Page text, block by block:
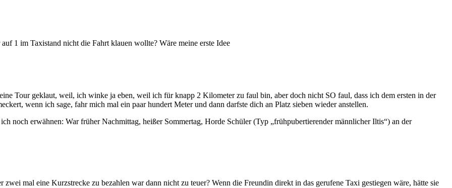
1 im Taxistand nicht die Fahrt klauen wollte? Wäre meine erste Idee
Tour geklaut, weil, ich winke ja eben, weil ich für knapp 2 Kilometer zu faul bin, aber doch nicht SO faul, dass ich dem ersten in der
wenn ich sage, fahr mich mal ein paar hundert Meter und dann darfste dich an Platz sieben wieder anstellen.
noch erwähnen: War früher Nachmittag, heißer Sommertag, Horde Schüler (Typ „frühpubertierender männlicher Iltis“) an der
zwei mal eine Kurzstrecke zu bezahlen war dann nicht zu teuer? Wenn die Freundin direkt in das gerufene Taxi gestiegen wäre, hätte sie